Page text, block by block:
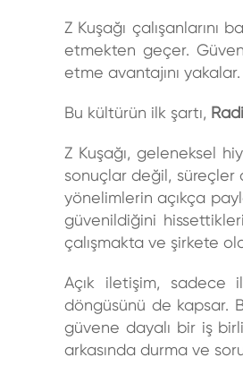
Z Kuşağı
etmekten geçer.
etme avantajını yakalar.
Bu kültürün ilk şartı,
Z Kuşağı, geleneksel
sonuçlar değil, süreçler
yönelimlerin açıkça
güvenildiğini
çalışmakta ve şirkete
Açık iletişim, sadece
döngüsünü de kapsar.
güvene dayalı bir iş
arkasında durma ve